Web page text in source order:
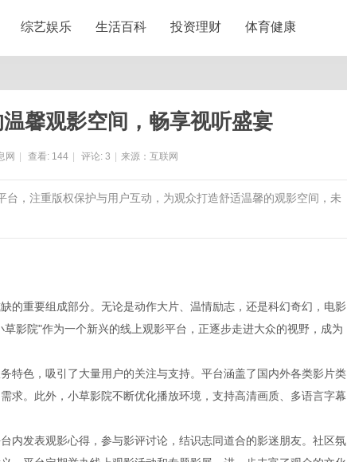
综艺娱乐 生活百科 投资理财 体育健康
馨观影空间，畅享视听盛宴
网 查看: 144 评论: 3 来源：互联网
，注重版权保护与用户互动，为观众打造舒适温馨的观影空间，未
的重要组成部分。无论是动作大片、温情励志，还是科幻奇幻，电影
影院"作为一个新兴的线上观影平台，正逐步走进大众的视野，成为
特色，吸引了大量用户的关注与支持。平台涵盖了国内外各类影片类
求。此外，小草影院不断优化播放环境，支持高清画质、多语言字幕
内发表观影心得，参与影评讨论，结识志同道合的影迷朋友。社区氛